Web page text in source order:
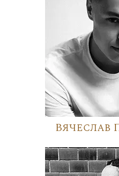
Вячеслав